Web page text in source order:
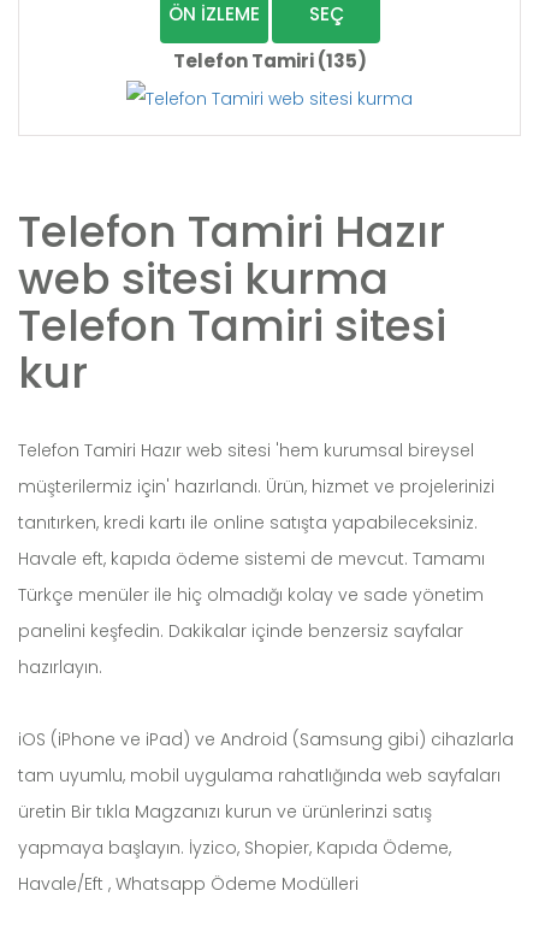
ÖN İZLEME
SEÇ
Telefon Tamiri (135)
Telefon Tamiri Hazır
web sitesi kurma
Telefon Tamiri sitesi
kur
Telefon Tamiri Hazır web sitesi 'hem kurumsal bireysel
müşterilermiz için' hazırlandı. Ürün, hizmet ve projelerinizi
tanıtırken, kredi kartı ile online satışta yapabileceksiniz.
Havale eft, kapıda ödeme sistemi de mevcut. Tamamı
Türkçe menüler ile hiç olmadığı kolay ve sade yönetim
panelini keşfedin. Dakikalar içinde benzersiz sayfalar
hazırlayın.
iOS (iPhone ve iPad) ve Android (Samsung gibi) cihazlarla
tam uyumlu, mobil uygulama rahatlığında web sayfaları
üretin Bir tıkla Magzanızı kurun ve ürünlerinzi satış
yapmaya başlayın. İyzico, Shopier, Kapıda Ödeme,
Havale/Eft , Whatsapp Ödeme Modülleri